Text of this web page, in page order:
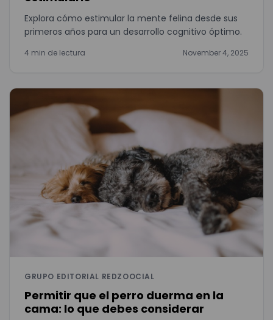
Explora cómo estimular la mente felina desde sus
primeros años para un desarrollo cognitivo óptimo.
4 min de lectura November 4, 2025
GRUPO EDITORIAL REDZOOCIAL
Permitir que el perro duerma en la
cama: lo que debes considerar